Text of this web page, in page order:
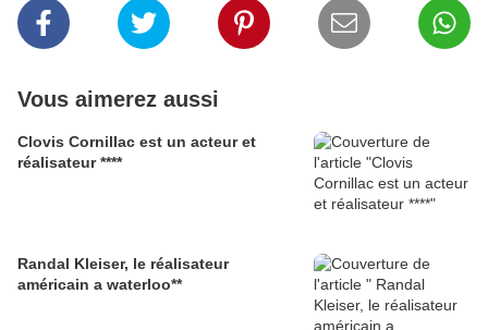
Vous aimerez aussi
Clovis Cornillac est un acteur et
réalisateur ****
Randal Kleiser, le réalisateur
américain a waterloo**